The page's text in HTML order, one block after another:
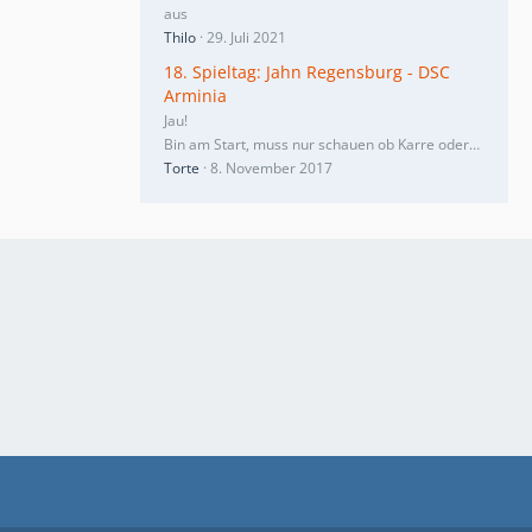
aus
Thilo 29. Juli 2021
18. Spieltag: Jahn Regensburg - DSC
Arminia
Jau!
Bin am Start, muss nur schauen ob Karre oder…
Torte 8. November 2017